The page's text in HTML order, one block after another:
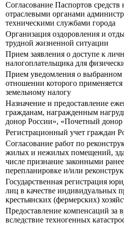
Согласование Паспортов
отраслевыми органами
техническими службами города
Организация оздоровления и
трудной жизненной ситуации
Прием заявления о доступе к
налогоплательщика для
Прием уведомления о выбранном
отношении которого
земельному налогу
Назначение и предоставление
гражданам, награжденным
донор России», «Почетный
Регистрационный учет граждан
Согласование работ по
жилых и нежилых помещений,
числе признание законными
перепланировке и/или
Государственная регистрация
лиц в качестве индивидуальных
крестьянских (фермерских)
Предоставление компенсаций за
вследствие техногенных